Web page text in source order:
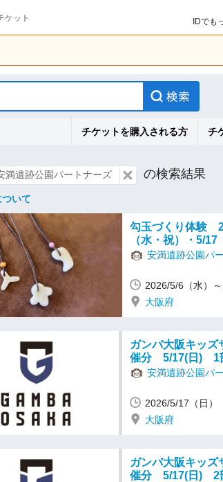
ケット
IDでも
チケットを購入される方 チ
満遺跡公園パートナーズ の検索結果
いて
勾玉づくり体験
（水・祝）・5/17
安満遺跡公園パ
2026/5/6（水）～
大阪府
ガンバ大阪キッ
催分 5/17(日) 1
安満遺跡公園パ
2026/5/17（日）
大阪府
ガンバ大阪キッ
催分 5/17(日) 2